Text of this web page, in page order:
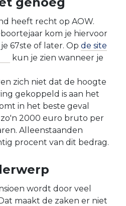
heeft recht op AOW.
kom je hiervoor
67ste of later. Op de site
kun je zien wanneer je
zich niet dat de hoogte
gekoppeld is aan het
in het beste geval
2000 euro bruto per
Alleenstaanden
procent van dit bedrag.
wordt door veel
maakt de zaken er niet